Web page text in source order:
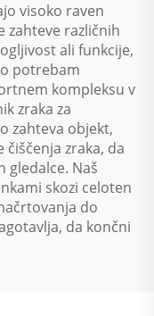
visoko raven
zahteve različnih
ali funkcije,
potrebam
kompleksu v
zraka za
zahteva objekt,
zraka, da
gledalce. Naš
skozi celoten
do
da končni